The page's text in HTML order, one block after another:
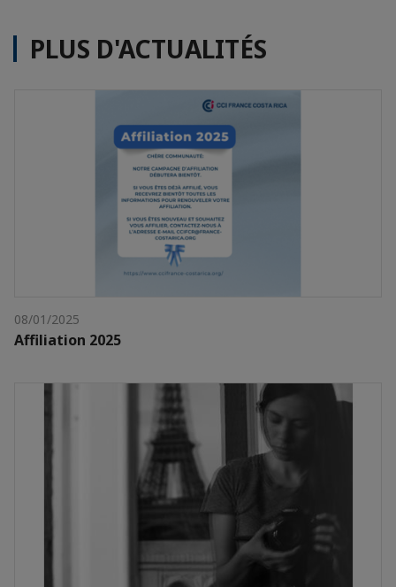
PLUS D'ACTUALITÉS
08/01/2025
Affiliation 2025